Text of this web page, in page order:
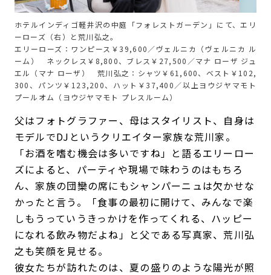
ホテルインディゴ軽井沢の中庭「フォレストガーデン」にて、エリ
ーローズ（右）と荒川弘之。
エリーローズ：ワンピース￥39,600／ヴェルニカ（ヴェルニカ ル
ーム） ネックレス￥8,800、ブレス￥27,500／マナ ローザ ジュ
エル（マナ ローザ） 荒川弘之：シャツ￥61,600、ベスト￥102,
300、パンツ￥123,200、ハット￥37,400／以上ヨウジヤマモト
プールオム（ヨウジヤマモト プレスルーム）
父はフォトグラファー、母はスタイリスト、自身は
モデルでDJというクリエイター家族な荒川家。
「お酒を嗜む機会は多いですね」と語るエリーロー
ズによると、パーティや現場で味わうのはもちろ
ん、家族の団欒の席にもシャンパーニュは欠かせな
かったと言う。「食事の最初に開けて、みんなで楽
しもうっていうきっかけを作ってくれる、ハッピー
になれる飲み物だよね」と父である写真家、荒川弘
之も笑顔を見せる。
彼女たちが訪れたのは、夏の盛りのような陽光が照